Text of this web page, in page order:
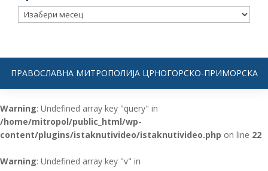
Архива
ПРАВОСЛАВНА МИТРОПОЛИЈА ЦРНОГОРСКО-ПРИМОРСКА
Warning: Undefined array key "query" in
/home/mitropol/public_html/wp-
content/plugins/istaknutivideo/istaknutivideo.php on line 22
Warning: Undefined array key "v" in